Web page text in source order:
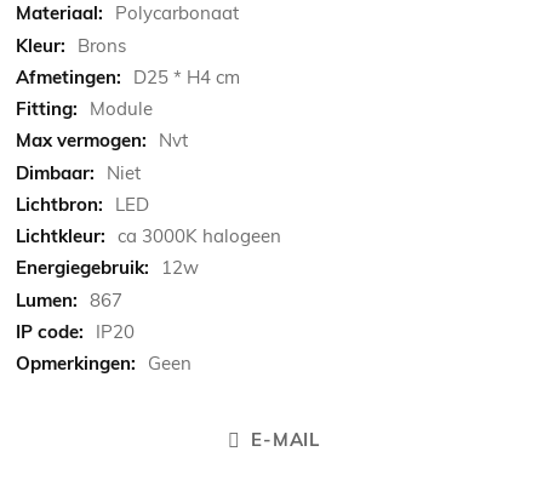
Polycarbonaat
Brons
D25 * H4 cm
Module
Nvt
Niet
LED
ca 3000K halogeen
12w
867
IP20
Geen
E-MAIL